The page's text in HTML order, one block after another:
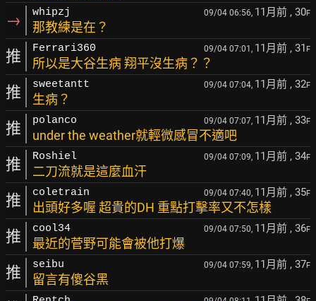
→ whipzj 09/04 06:56, 11月前 , 30F
那教練是在？
推 Ferrari360 09/04 07:01, 11月前 , 31 F
所以是大谷生病 翔平沒生病？？
推 sweetantt 09/04 07:04, 11月前 , 32F
生病？
推 polanco 09/04 07:07, 11月前 , 33F
under the weather就輕微感冒不適吧
推 Roshiel 09/04 07:09, 11月前 , 34F
二刀流就是這麼血汗
推 coletrain 09/04 07:40, 11月前 , 35F
出頭好多喔 超貴的DH 重點打擊率又不怎樣
推 cool34 09/04 07:50, 11月前 , 36F
最近的菅野可能會被他打爆
推 seibu 09/04 07:59, 11月前 , 37F
留言有傻谷黑